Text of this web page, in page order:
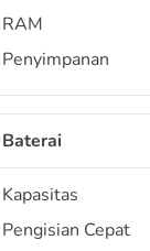
RAM
Penyimpanan
Baterai
Kapasitas
Pengisian Cepat